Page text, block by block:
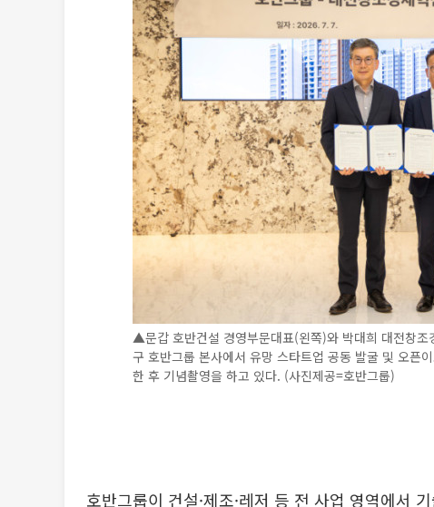
▲문갑 호반건설 경영부문대표(왼쪽)와 박대희 대전창
구 호반그룹 본사에서 유망 스타트업 공동 발굴 및 오픈
한 후 기념촬영을 하고 있다. (사진제공=호반그룹)
호반그룹이 건설·제조·레저 등 전 사업 영역에서